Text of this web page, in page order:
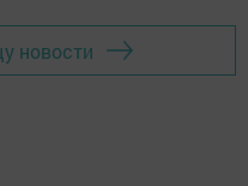
новости